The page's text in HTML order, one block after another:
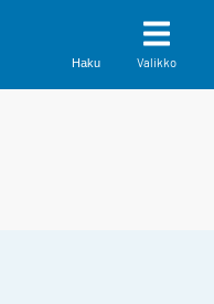
Haku Valikko